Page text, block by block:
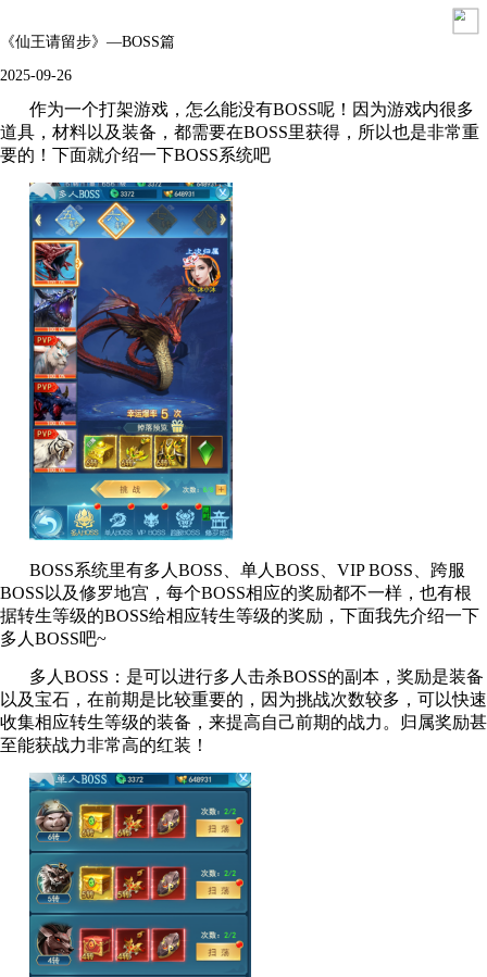
《仙王请留步》—BOSS篇
2025-09-26
作为一个打架游戏，怎么能没有BOSS呢！因为游戏内很多
道具，材料以及装备，都需要在BOSS里获得，所以也是非常重
要的！下面就介绍一下BOSS系统吧
BOSS系统里有多人BOSS、单人BOSS、VIP BOSS、跨服
BOSS以及修罗地宫，每个BOSS相应的奖励都不一样，也有根
据转生等级的BOSS给相应转生等级的奖励，下面我先介绍一下
多人BOSS吧~
多人BOSS：是可以进行多人击杀BOSS的副本，奖励是装备
以及宝石，在前期是比较重要的，因为挑战次数较多，可以快速
收集相应转生等级的装备，来提高自己前期的战力。归属奖励甚
至能获战力非常高的红装！